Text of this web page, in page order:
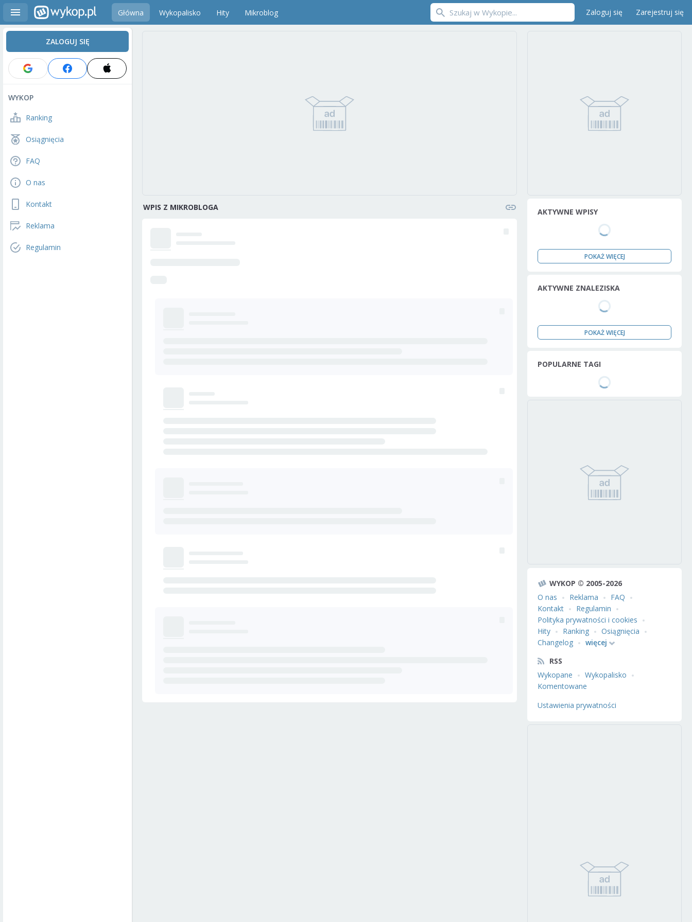
Główna Wykopalisko Hity Mikroblog Zaloguj się Zarejestruj się
ZALOGUJ SIĘ
WYKOP
Ranking
Osiągnięcia
FAQ
O nas
Kontakt
Reklama
Regulamin
WPIS Z MIKROBLOGA AKTYWNE WPISY
POKAŻ WIĘCEJ
AKTYWNE ZNALEZISKA
POKAŻ WIĘCEJ
POPULARNE TAGI
WYKOP © 2005-2026
O nas
Reklama
FAQ
Kontakt
Regulamin
Polityka prywatności i cookies
Hity
Ranking
Osiągnięcia
Changelog
więcej
RSS
Wykopane
Wykopalisko
Komentowane
Ustawienia prywatności